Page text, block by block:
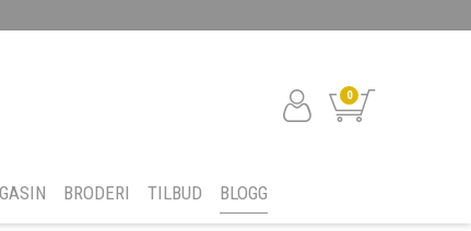
0
BRODERI TILBUD BLOGG